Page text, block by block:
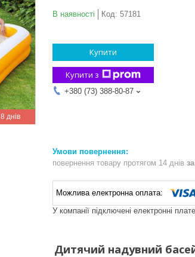
8 днів
В наявності Код: 57181
Купити
Купити з
+380 (73) 388-80-87
повернення товару протягом 14 днів
У компанії підключені електронні
Дитячий надувний